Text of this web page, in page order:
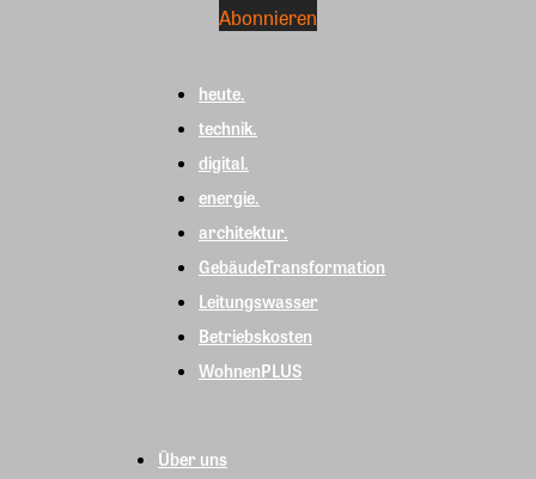
heute.
technik.
digital.
energie.
architektur.
GebäudeTransformation
Leitungswasser
Betriebskosten
WohnenPLUS
Über uns